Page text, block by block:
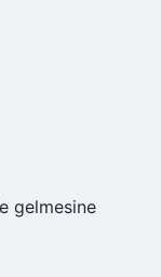
gelmesine